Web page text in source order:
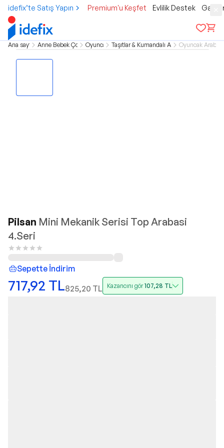
idefix’te Satış Yapın Premium'u Keşfet Evlilik Destek
Ana sayfa Anne Bebek ÇocukOyuncak Taşıtlar & Kumandalı AraçlarOyuncak
Pilsan Mini Mekanik Serisi Top Arabasi
4.Seri
Sepette İndirim
717,92 TL825,20 TL Kazancını gör107,28 TL